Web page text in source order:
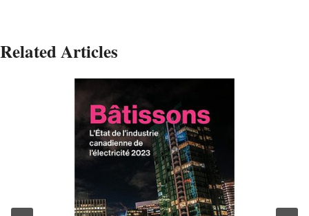
Related Articles